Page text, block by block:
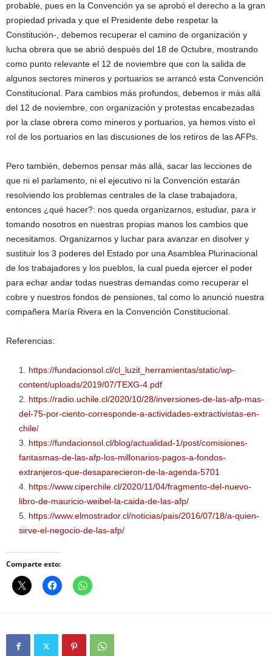
probable, pues en la Convención ya se aprobó el derecho a la gran
propiedad privada y que el Presidente debe respetar la
Constitución-, debemos recuperar el camino de organización y
lucha obrera que se abrió después del 18 de Octubre, mostrando
como punto relevante el 12 de noviembre que con la salida de
algunos sectores mineros y portuarios se arrancó esta Convención
Constitucional. Para cambios más profundos, debemos ir más allá
del 12 de noviembre, con organización y protestas encabezadas
por la clase obrera como mineros y portuarios, ya hemos visto el
rol de los portuarios en las discusiones de los retiros de las AFPs.
Pero también, debemos pensar más allá, sacar las lecciones de
que ni el parlamento, ni el ejecutivo ni la Convención estarán
resolviendo los problemas centrales de la clase trabajadora,
entonces ¿qué hacer?: nos queda organizarnos, estudiar, para ir
tomando nosotros en nuestras propias manos los cambios que
necesitamos. Organizarnos y luchar para avanzar en disolver y
sustituir los 3 poderes del Estado por una Asamblea Plurinacional
de los trabajadores y los pueblos, la cual pueda ejercer el poder
para echar andar todas nuestras demandas como recuperar el
cobre y nuestros fondos de pensiones, tal como lo anunció nuestra
compañera María Rivera en la Convención Constitucional.
Referencias:
https://fundacionsol.cl/cl_luzit_herramientas/static/wp-
content/uploads/2019/07/TEXG-4.pdf
https://radio.uchile.cl/2020/10/28/inversiones-de-las-afp-mas-
del-75-por-ciento-corresponde-a-actividades-extractivistas-en-
chile/
https://fundacionsol.cl/blog/actualidad-1/post/comisiones-
fantasmas-de-las-afp-los-millonarios-pagos-a-fondos-
extranjeros-que-desaparecieron-de-la-agenda-5701
https://www.ciperchile.cl/2020/11/04/fragmento-del-nuevo-
libro-de-mauricio-weibel-la-caida-de-las-afp/
https://www.elmostrador.cl/noticias/pais/2016/07/18/a-quien-
sirve-el-negocio-de-las-afp/
Comparte esto: